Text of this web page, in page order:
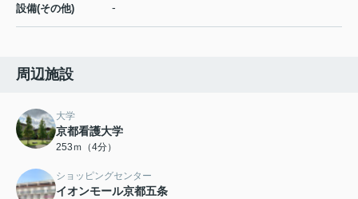
設備(その他) -
周辺施設
大学
京都看護大学
253ｍ（4分）
ショッピングセンター
イオンモール京都五条